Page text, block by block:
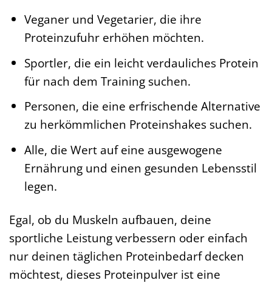
Veganer und Vegetarier, die ihre
Proteinzufuhr erhöhen möchten.
Sportler, die ein leicht verdauliches Protein
für nach dem Training suchen.
Personen, die eine erfrischende Alternative
zu herkömmlichen Proteinshakes suchen.
Alle, die Wert auf eine ausgewogene
Ernährung und einen gesunden Lebensstil
legen.
Egal, ob du Muskeln aufbauen, deine
sportliche Leistung verbessern oder einfach
nur deinen täglichen Proteinbedarf decken
möchtest, dieses Proteinpulver ist eine